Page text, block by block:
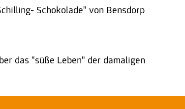
Schokolade" von Bensdorp
das "süße Leben" der damaligen